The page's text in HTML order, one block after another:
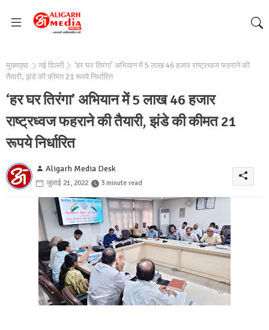
मुख्यपृष्ठ नई दिल्ली
‘हर घर तिरंगा’ अभियान में 5 लाख 46 हजार राष्ट्रध्वज फहराने की
तैयारी, झंडे की कीमत 21 रूपये निर्धारित
‘हर घर तिरंगा’ अभियान में 5 लाख 46 हजार
राष्ट्रध्वज फहराने की तैयारी, झंडे की कीमत 21
रूपये निर्धारित
Aligarh Media Desk
जुलाई 21, 2022 3 minute read